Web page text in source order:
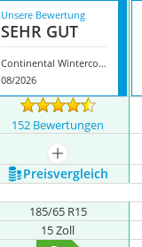
Unsere Bewertung
SEHR GUT
Continental Wintercontact TS 870
08/2026
152 Bewertungen
mehr anzeigen
Preis­vergleich
185/65 R15
15 Zoll